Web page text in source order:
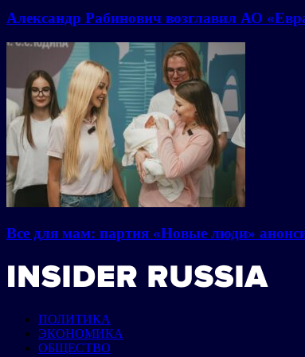
Александр Рабинович возглавил АО
Все для мам: партия «Новые люди»
ПОЛИТИКА
ЭКОНОМИКА
ОБЩЕСТВО